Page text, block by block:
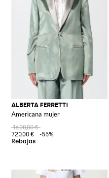
ALBERTA FERRETTI
Americana mujer
1600,00 €
720,00 €
-55%